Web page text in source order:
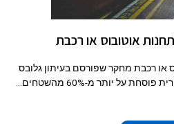
אוטובוס או רכבת
או רכבת מחקר שפורסם בעיתון גלובס
על יותר מ-60% מהשטחים…